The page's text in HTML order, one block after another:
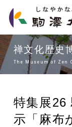
禅文化歴史
The Museum of Zen
特集展26
示「麻布